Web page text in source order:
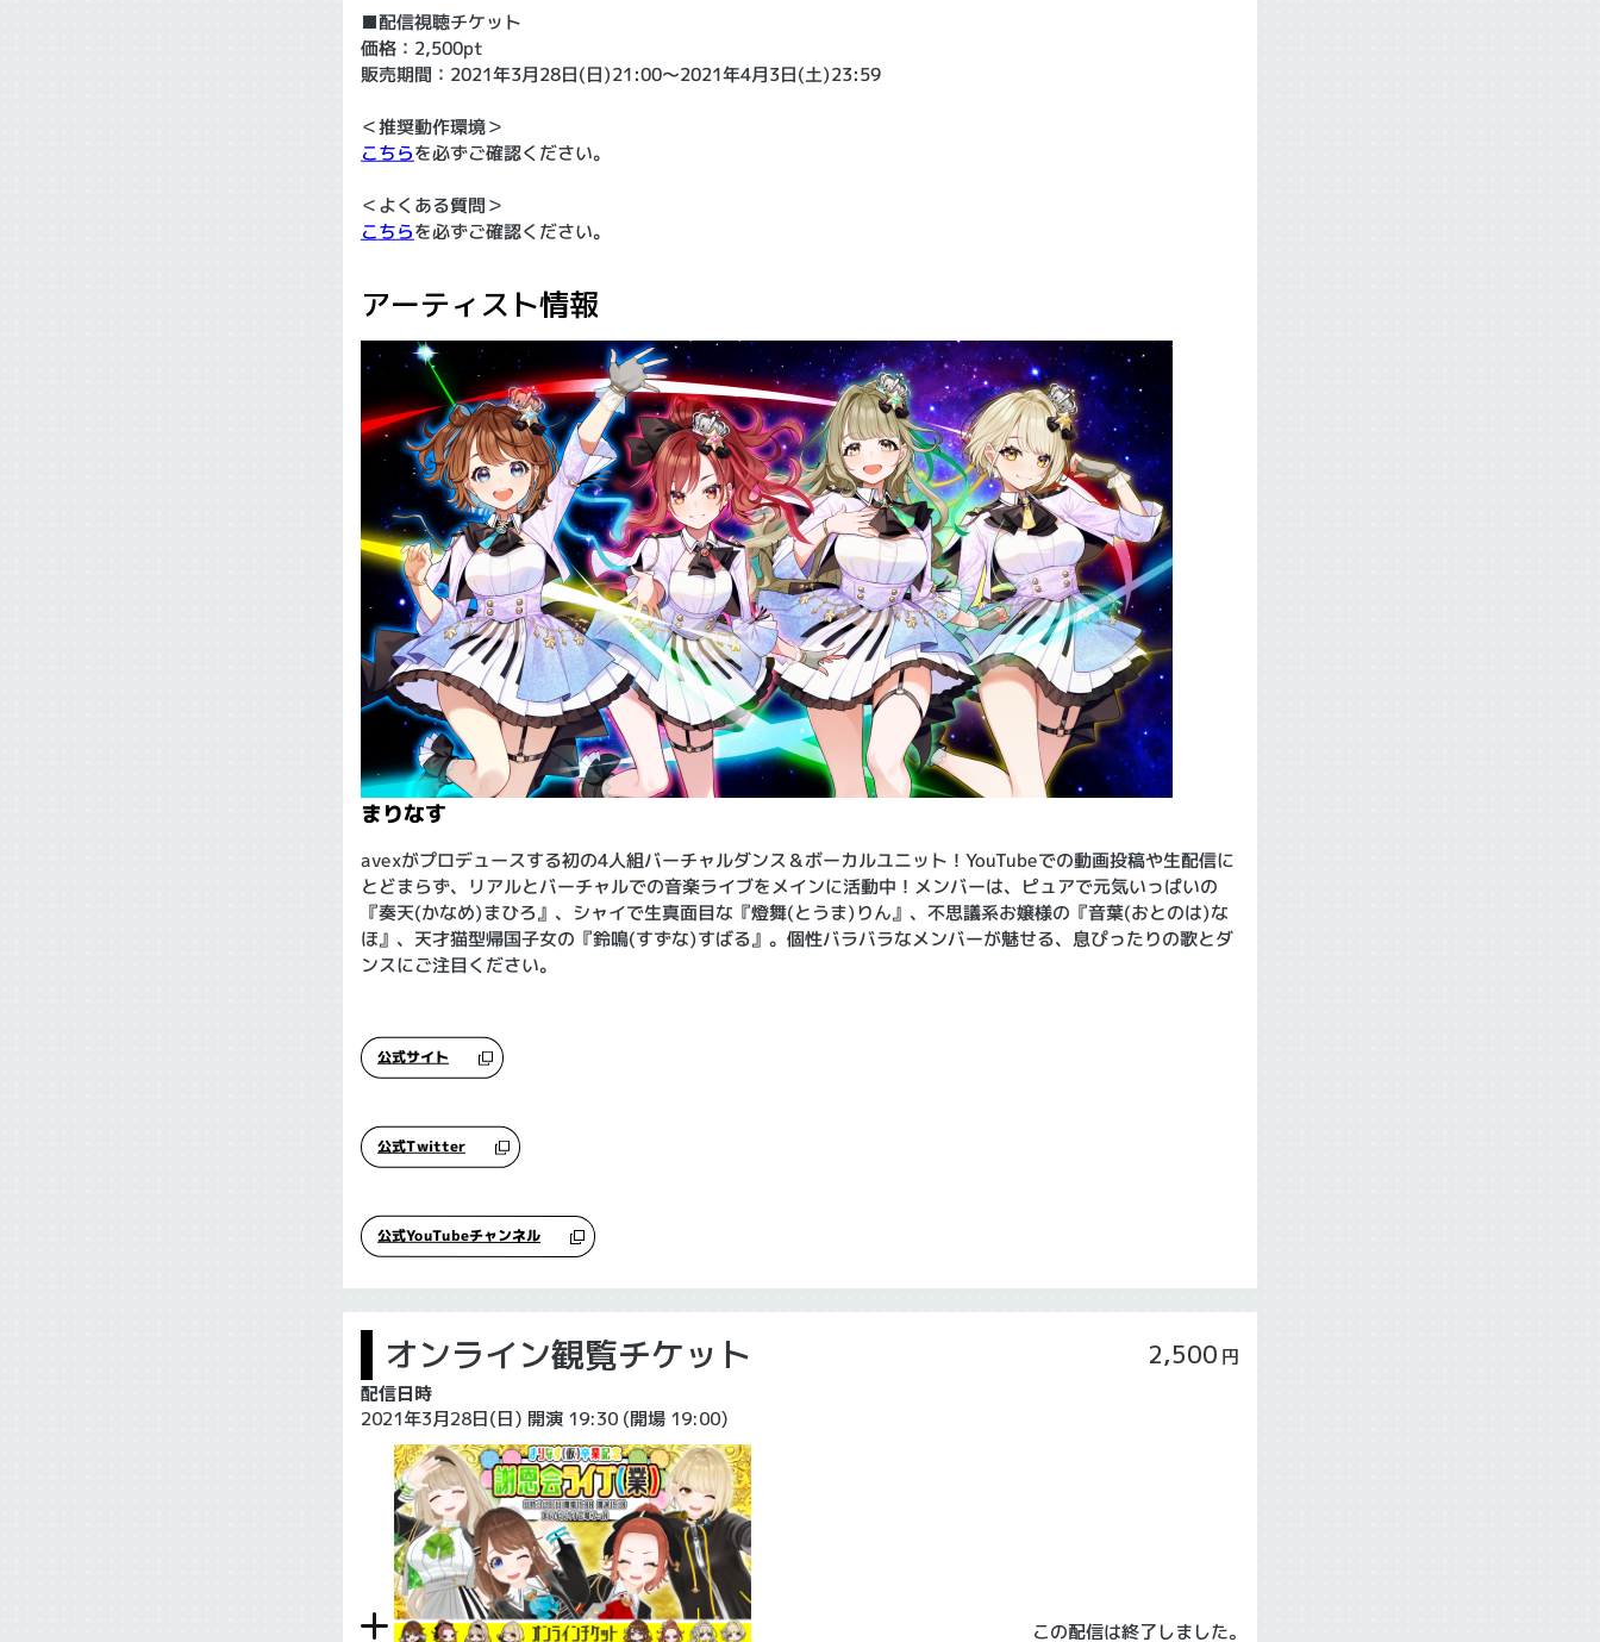
■配信視聴チケット
価格：2,500pt
販売期間：2021年3月28日(日)21:00～2021年4月3日(土)23:59
＜推奨動作環境＞
こちらを必ずご確認ください。
＜よくある質問＞
こちらを必ずご確認ください。
アーティスト情報
まりなす
avexがプロデュースする初の4人組バーチャルダンス＆ボーカルユニット！YouTubeでの動画投稿や生配信に
とどまらず、リアルとバーチャルでの音楽ライブをメインに活動中！メンバーは、ピュアで元気いっぱいの
『奏天(かなめ)まひろ』、シャイで生真面目な『燈舞(とうま)りん』、不思議系お嬢様の『音葉(おとのは)な
ほ』、天才猫型帰国子女の『鈴鳴(すずな)すばる』。個性バラバラなメンバーが魅せる、息ぴったりの歌とダ
ンスにご注目ください。
公式サイト
公式Twitter
公式YouTubeチャンネル
オンライン観覧チケット
配信日時
2021年3月28日(日) 開演 19:30 (開場 19:00)
2,500 円
この配信は終了しました。